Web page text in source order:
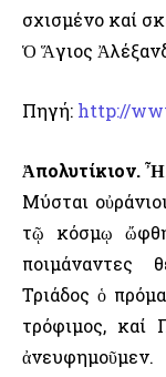
σχισμένο καί
Ὁ Ἅγιος
Πηγή: http://
Ἀπολυτίκιον.
Μύσται
τῷ κόσμῳ
ποιμάναντες
Τριάδος ὁ
τρόφιμος, καί
ἀνευφημοῦμεν.